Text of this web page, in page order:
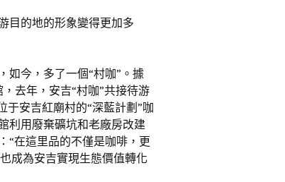
目的地的形象變得更加多
如今，多了一個“村咖”。據
去年，安吉“村咖”共接待游
于安吉紅廟村的“深藍計劃”咖
利用廢棄礦坑和老廠房改建
“在這里品的不僅是咖啡，更
成為安吉實現生態價值轉化